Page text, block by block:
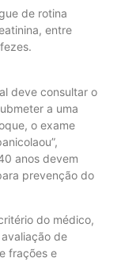
de rotina
entre
deve consultar o
a uma
o exame
anos devem
prevenção do
do médico,
de
frações e